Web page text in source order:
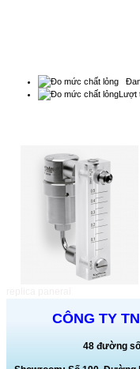
Lượt
CÔNG TY
48 đường